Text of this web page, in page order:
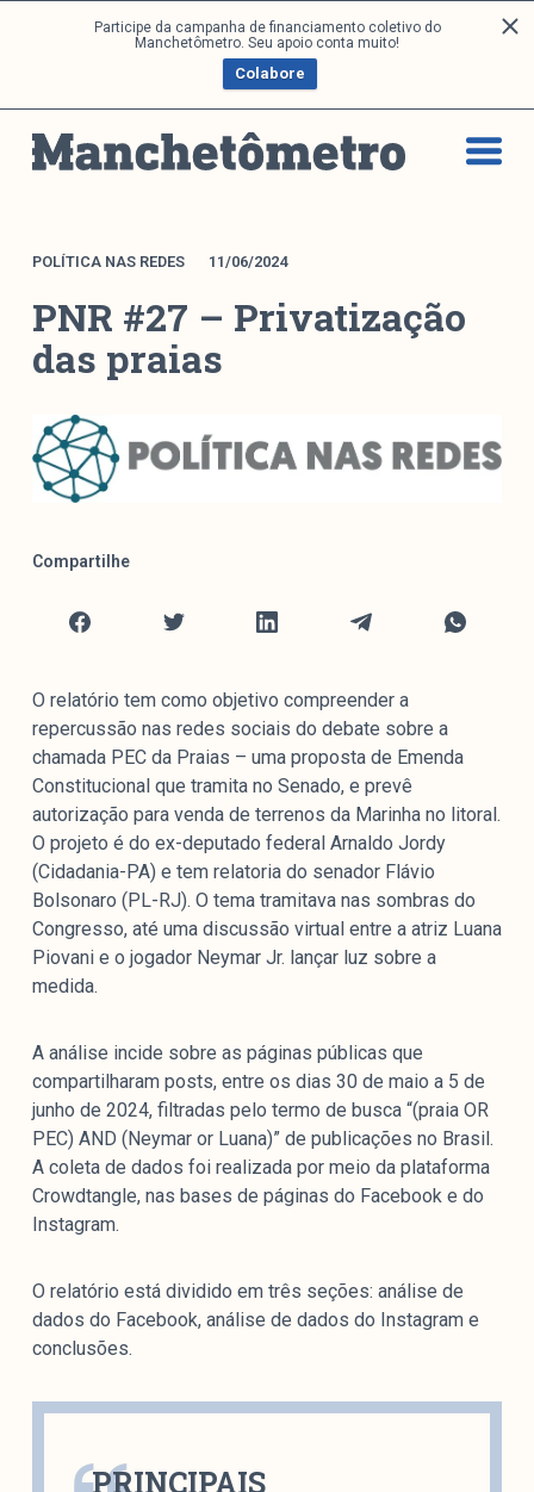
Participe da campanha de financiamento coletivo do
Manchetômetro. Seu apoio conta muito!
Colabore
a
p
ú
Análises
DONI
Boletim M
M Facebook
M Instagram
Arquivos
Boletim da Pluralidade M
colabore
O Manchetômetro é um site de acompanhamento da
cobertura da grande mídia sobre temas de economia e
e Esfera Pública (LEMEP). O LEMEP tem registro no
Diretório de Grupos de Pesquisa do CNPq e é sediado
no Instituto de Estudos Sociais e Políticos (IESP) da
Manchetômetro não tem filiação com partidos ou grupos
Institucional
Nossa História
Missão
Metodologia
Equipe
Na Mídia
Parcerias
POLÍTICA NAS REDES 11/06/2024
PNR #27 – Privatização
das praias
Compartilhe
O relatório tem como objetivo compreender a
repercussão nas redes sociais do debate sobre a
chamada PEC da Praias – uma proposta de Emenda
Constitucional que tramita no Senado, e prevê
autorização para venda de terrenos da Marinha no litoral.
O projeto é do ex-deputado federal Arnaldo Jordy
(Cidadania-PA) e tem relatoria do senador Flávio
Bolsonaro (PL-RJ). O tema tramitava nas sombras do
Congresso, até uma discussão virtual entre a atriz Luana
Piovani e o jogador Neymar Jr. lançar luz sobre a
medida.
A análise incide sobre as páginas públicas que
compartilharam posts, entre os dias 30 de maio a 5 de
junho de 2024, filtradas pelo termo de busca “(praia OR
PEC) AND (Neymar or Luana)” de publicações no Brasil.
A coleta de dados foi realizada por meio da plataforma
Crowdtangle, nas bases de páginas do Facebook e do
Instagram.
O relatório está dividido em três seções: análise de
dados do Facebook, análise de dados do Instagram e
conclusões.
PRINCIPAIS